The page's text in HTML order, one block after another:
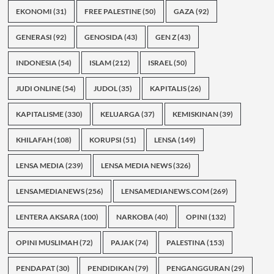
EKONOMI (31) FREE PALESTINE(50) GAZA(92)
GENERASI (92) GENOSIDA(43) GEN Z(43)
INDONESIA(54) ISLAM(212) ISRAEL(50)
JUDI ONLINE(54) JUDOL(35) KAPITALIS(26)
KAPITALISME(330) KELUARGA(37) KEMISKINAN(39)
KHILAFAH(108) KORUPSI (51) LENSA(149)
LENSA MEDIA(239) LENSA MEDIA NEWS(326)
LENSAMEDIANEWS(256) LENSAMEDIANEWS.COM(269)
LENTERA AKSARA(100) NARKOBA(40) OPINI (132)
OPINI MUSLIMAH(72) PAJAK(74) PALESTINA(153)
PENDAPAT(30) PENDIDIKAN(79) PENGANGGURAN(29)